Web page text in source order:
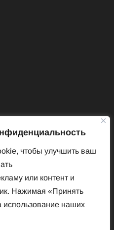
чтобы улучшить ваш
или контент и
Нажимая «Принять
использование наших